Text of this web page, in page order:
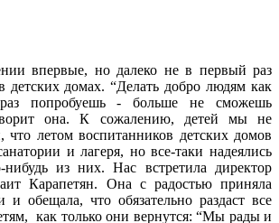
впервые, но далеко не в первый раз
детских домах. “Делать добро людям как
попробуешь - больше не сможешь
она. К сожалению, детей мы не
что летом воспитанников детских домов
и лагеря, но все-таки надеялись
нибудь из них. Нас встретила директор
Карапетян. Она с радостью приняла
и обещала, что обязательно раздаст все
как только они вернутся: “Мы рады и